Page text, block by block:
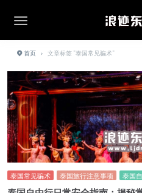
首页 › 文章标签 "泰国常见骗术"
泰国常见骗术 泰国旅行注意事项 泰国